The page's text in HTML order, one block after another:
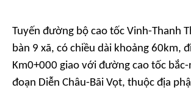
Tuyến đường bộ cao tốc Vinh-Thanh
bàn 9 xã, có chiều dài khoảng 60km,
Km0+000 giao với đường cao tốc
đoạn Diễn Châu-Bãi Vọt, thuộc địa